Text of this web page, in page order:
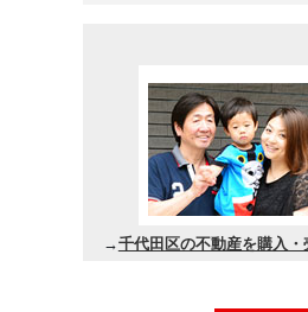
→千代田区の不動産を購入